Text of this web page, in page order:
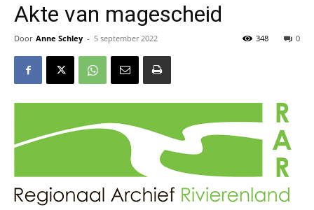
Akte van magescheid
Door Anne Schley - 5 september 2022 0
348